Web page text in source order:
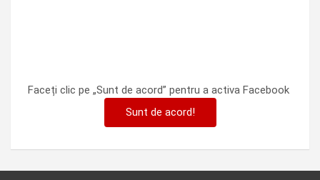
Faceți clic pe „Sunt de acord” pentru a activa Facebook
Sunt de acord!